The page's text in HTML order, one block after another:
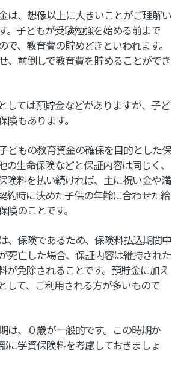
は、想像以上に大きいことがご理解い
。子どもが受験勉強を始める前まで
で、教育費の貯めどきといわれます。
、前倒しで教育費を貯めることができ
しては預貯金などがありますが、子ど
険もあります。
どもの教育資金の確保を目的とした保
の生命保険などと保証内容は同じく、
険料を払い続ければ、主に祝い金や満
約時に決めた子供の年齢に合わせた給
のことです。
、保険であるため、保険料払込期間中
死亡した場合、保証内容は維持された
が免除されることです。預貯金に加え
して、ご利用される方が多いもので
は、０歳が一般的です。この時期か
に学資保険料を考慮しておきましょ